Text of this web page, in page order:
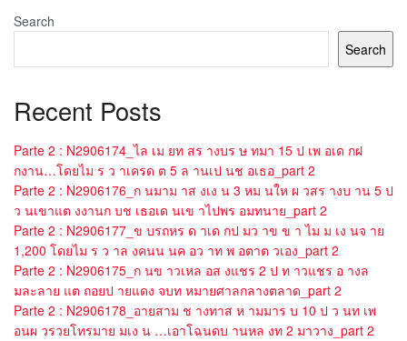
Search
Search
Recent Posts
Parte 2 : N2906174_ไล เม ยท สร างบร ษ ทมา 15 ป เพ อเด กฝ
กงาน…โดยไม ร ว าเครด ต 5 ล านเป นช อเธอ_part 2
Parte 2 : N2906176_ก นมาม าส งเง น 3 หม นให ผ วสร างบ าน 5 ป
ว นเขาแต งงานก บช เธอเด นเข าไปพร อมทนาย_part 2
Parte 2 : N2906177_ข บรถหร ด าเด กป มว าข ข า ไม ม เง นจ าย
1,200 โดยไม ร ว าล งคนน นค อว าท พ อตาต วเอง_part 2
Parte 2 : N2906175_ก นข าวเหล อส งแชร 2 ป ท าวแชร อ างล
มละลาย แต ถอยป ายแดง จบท หมายศาลกลางตลาด_part 2
Parte 2 : N2906178_อายสาม ช างทาส ห ามมาร บ 10 ป ว นท เพ
อนผ วรวยโทรมาย มเง น …เอาโฉนดบ านหล งท 2 มาวาง_part 2